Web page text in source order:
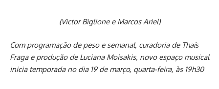
(Victor Biglione e Marcos Ariel)
Com programação de peso e semanal, curadoria de Thaís
Fraga e produção de Luciana Moisakis, novo espaço musical
inicia temporada no dia 19 de março, quarta-feira, às 19h30